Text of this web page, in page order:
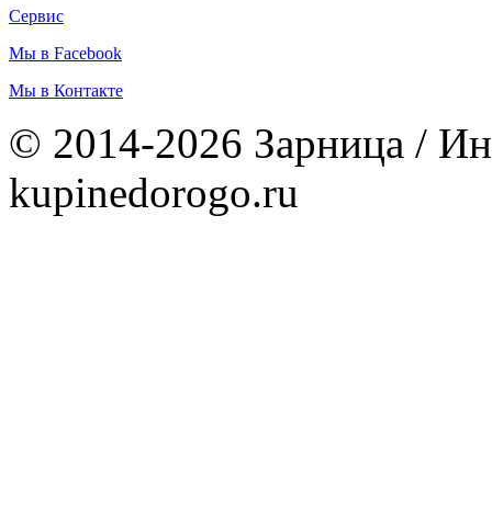
Сервис
Мы в Facebook
Мы в Контакте
© 2014-2026 Зарница /
kupinedorogo.ru